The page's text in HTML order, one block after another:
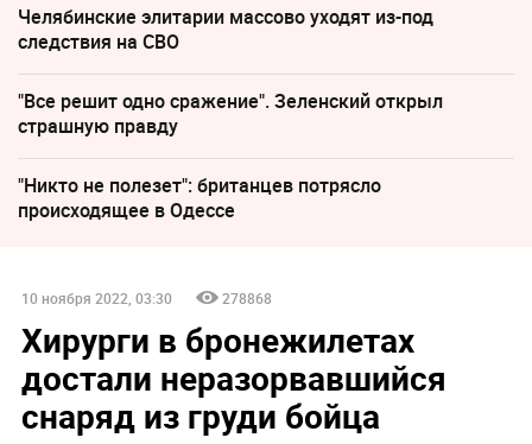
Челябинские элитарии массово уходят из-под
следствия на СВО
"Все решит одно сражение". Зеленский открыл
страшную правду
"Никто не полезет": британцев потрясло
происходящее в Одессе
10 ноября 2022, 03:30 278868
Хирурги в бронежилетах
достали неразорвавшийся
снаряд из груди бойца